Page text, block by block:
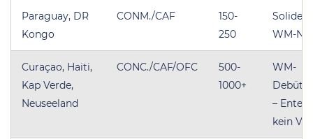
Paraguay, DR
Kongo
CONM./CAF
150-
250
Solide
WM-
Curaçao, Haiti,
Kap Verde,
Neuseeland
CONC./CAF/OFC
500-
1000+
WM-
–
kein